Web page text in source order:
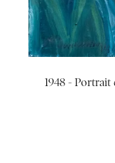
1948 -